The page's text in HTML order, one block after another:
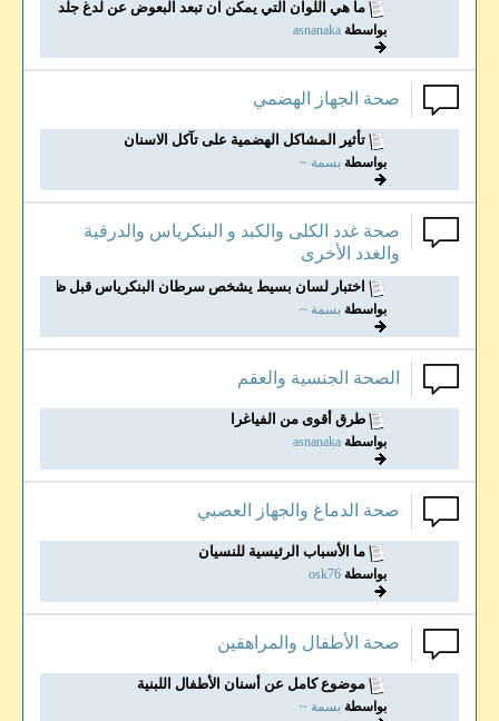
ما هي اللوان التي يمكن ان تبعد البعوض عن لدغ جلدك
بواسطةasnanaka
صحة الجهاز الهضمي
تأثير المشاكل الهضمية على تآكل الاسنان
بواسطةبسمة ~
صحة غدد الكلى والكبد و البنكرياس والدرقية
والغدد الأخرى
اختبار لسان بسيط يشخص سرطان البنكرياس قبل ظهور...
بواسطةبسمة ~
الصحة الجنسية والعقم
طرق أقوى من الفياغرا
بواسطةasnanaka
صحة الدماغ والجهاز العصبي
ما الأسباب الرئيسية للنسيان
بواسطةosk76
صحة الأطفال والمراهقين
موضوع كامل عن أسنان الأطفال اللبنية
بواسطةبسمة ~